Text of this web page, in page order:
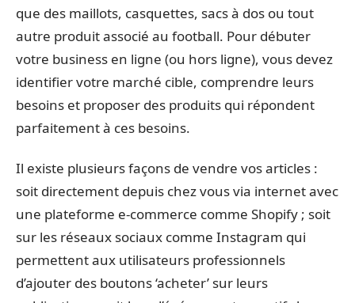
que des maillots, casquettes, sacs à dos ou tout
autre produit associé au football. Pour débuter
votre business en ligne (ou hors ligne), vous devez
identifier votre marché cible, comprendre leurs
besoins et proposer des produits qui répondent
parfaitement à ces besoins.
Il existe plusieurs façons de vendre vos articles :
soit directement depuis chez vous via internet avec
une plateforme e-commerce comme Shopify ; soit
sur les réseaux sociaux comme Instagram qui
permettent aux utilisateurs professionnels
d’ajouter des boutons ‘acheter’ sur leurs